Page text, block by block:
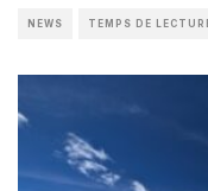
NEWS TEMPS DE